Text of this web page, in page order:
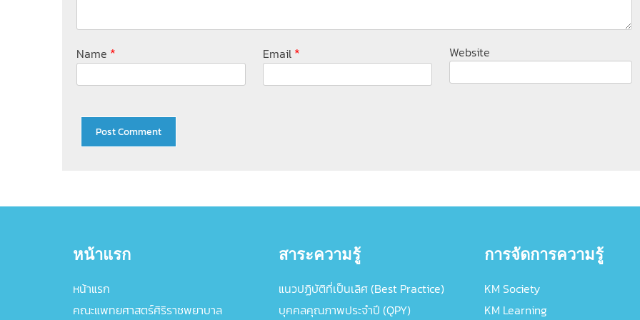
Name * Email * Website
หน้าแรก
หน้าแรก
คณะแพทยศาสตร์ศิริราชพยาบาล
สาระความรู้
แนวปฏิบัติที่เป็นเลิศ (Best Practice)
บุคคลคุณภาพประจำปี (QPY)
การจัดการความรู้
KM Society
KM Learning